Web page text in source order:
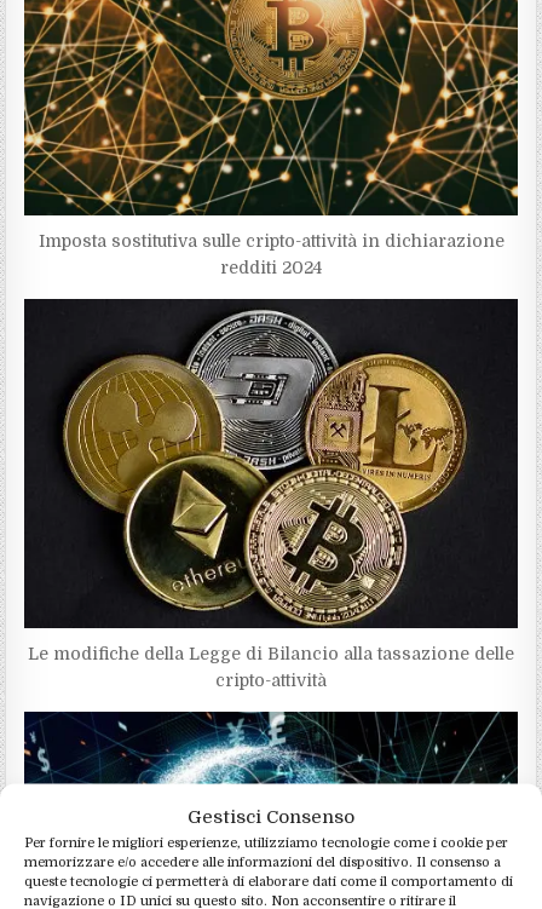
Gestisci Consenso
Per fornire le migliori esperienze, utilizziamo tecnologie come i cookie per
memorizzare e/o accedere alle informazioni del dispositivo. Il consenso a
queste tecnologie ci permetterà di elaborare dati come il comportamento di
navigazione o ID unici su questo sito. Non acconsentire o ritirare il
Imposta sostitutiva sulle cripto-attività in dichiarazione
redditi 2024
Le modifiche della Legge di Bilancio alla tassazione delle
cripto-attività